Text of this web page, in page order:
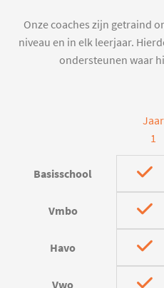
Onze coaches zijn getraind
niveau en in elk leerjaar.
ondersteunen waar
Jaar
1
Basisschool
Vmbo
Havo
Vwo